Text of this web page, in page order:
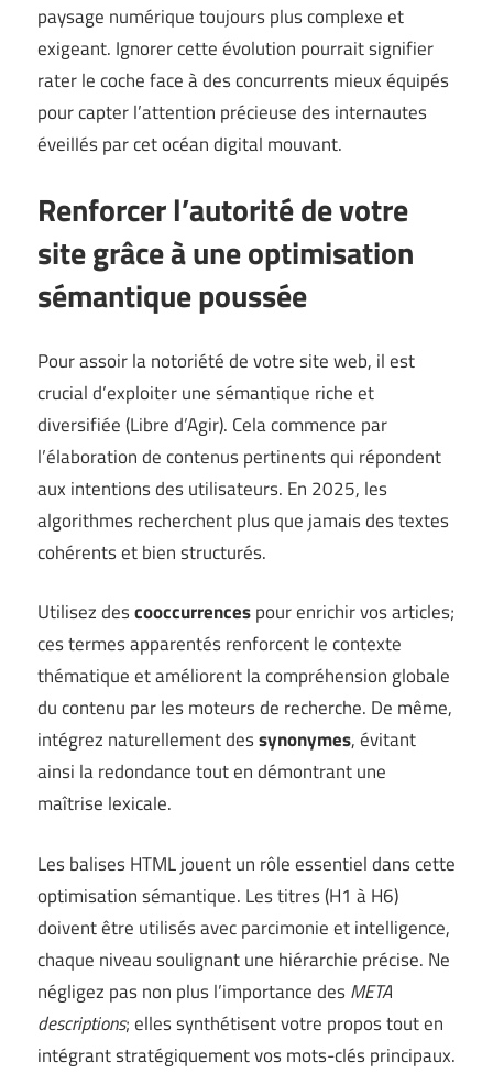
paysage numérique toujours plus complexe et
exigeant. Ignorer cette évolution pourrait signifier
rater le coche face à des concurrents mieux équipés
pour capter l’attention précieuse des internautes
éveillés par cet océan digital mouvant.
Renforcer l’autorité de votre
site grâce à une optimisation
sémantique poussée
Pour assoir la notoriété de votre site web, il est
crucial d’exploiter une sémantique riche et
diversifiée (Libre d’Agir). Cela commence par
l’élaboration de contenus pertinents qui répondent
aux intentions des utilisateurs. En 2025, les
algorithmes recherchent plus que jamais des textes
cohérents et bien structurés.
Utilisez descooccurrencespour enrichir vos articles;
ces termes apparentés renforcent le contexte
thématique et améliorent la compréhension globale
du contenu par les moteurs de recherche. De même,
intégrez naturellement dessynonymes, évitant
ainsi la redondance tout en démontrant une
maîtrise lexicale.
Les balises HTML jouent un rôle essentiel dans cette
optimisation sémantique. Les titres (H1 à H6)
doivent être utilisés avec parcimonie et intelligence,
chaque niveau soulignant une hiérarchie précise. Ne
négligez pas non plus l’importance desMETA
descriptions; elles synthétisent votre propos tout en
intégrant stratégiquement vos mots-clés principaux.